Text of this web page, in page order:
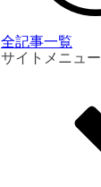
全記事一覧
サイトメニュー